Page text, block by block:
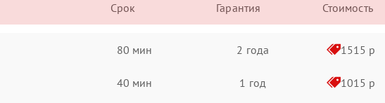
Срок Гарантия Стоимость
80 мин 2 года 1515 р
40 мин 1 год 1015 р